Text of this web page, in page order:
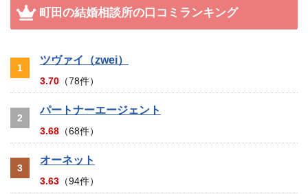
町田の結婚相談所の口コミランキング
1
ツヴァイ（zwei）
3.70 （78件）
2
パートナーエージェント
3.68 （68件）
3
オーネット
3.63 （94件）